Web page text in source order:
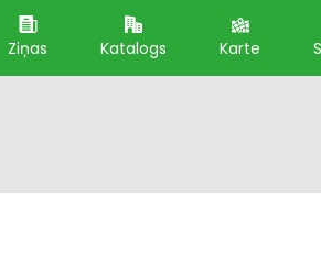
Ziņas Katalogs Karte